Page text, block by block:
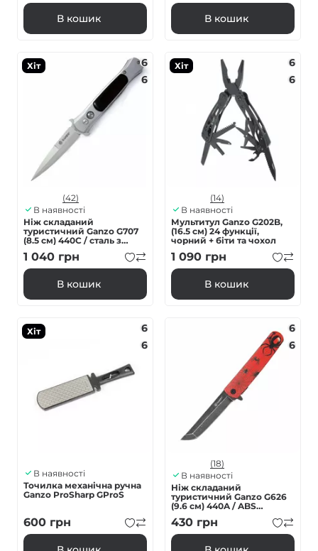
В кошик В кошик
Хіт
6
6
(42)
В наявності
Ніж складаний
туристичний Ganzo G707
(8.5 см) 440C / сталь з
деревом сірий
1 040 грн
В кошик
Хіт
6
6
(14)
В наявності
Мультитул Ganzo G202B,
(16.5 см) 24 функції,
чорний + біти та чохол
1 090 грн
В кошик
Хіт
6
6
В наявності
Точилка механічна ручна
Ganzo ProSharp GProS
600 грн
6
6
(18)
В наявності
Ніж складаний
туристичний Ganzo G626
(9.6 см) 440A / ABS
червоний
430 грн